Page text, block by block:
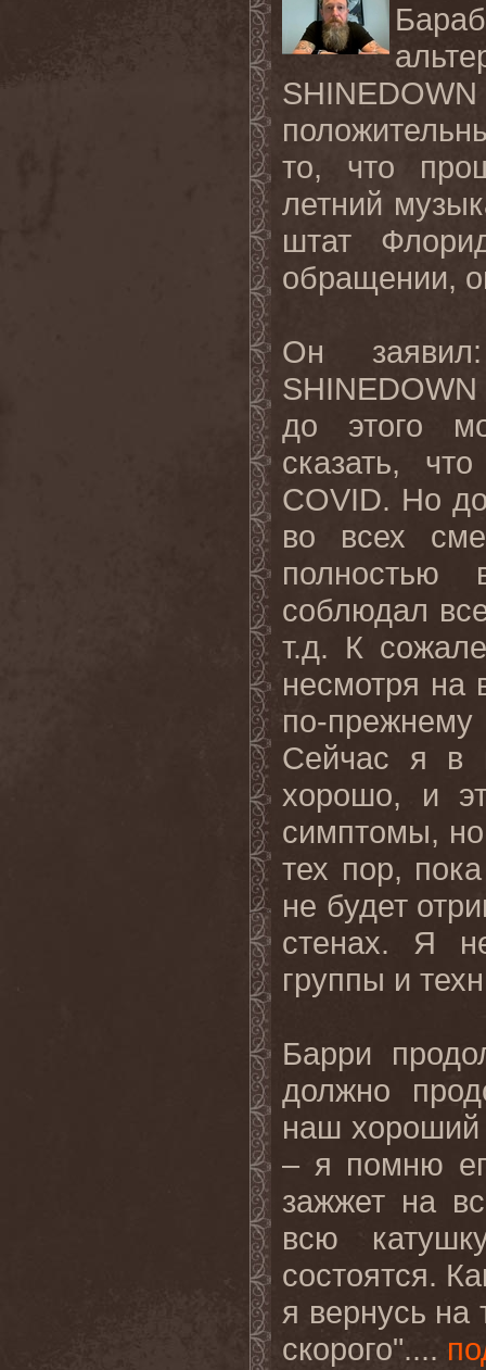
SHINEDOWN
то, что
летний
штат
обращении,
Он
SHINEDOWN
до этого
сказать,
COVID. Но
во всех
соблюдал
т.д. К
несмотря на
по-
Сейчас
я в
хорошо, и
симптомы,
тех пор,
не будет
стенах. Я
группы и
Барри
должно
наш хороший
– я помню
зажжет на
всю
состоятся.
я вернусь на
скорого"....